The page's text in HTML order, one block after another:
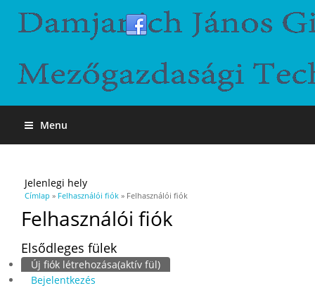
Menu
Jelenlegi hely
Címlap » Felhasználói fiók » Felhasználói fiók
Felhasználói fiók
Elsődleges fülek
Új fiók létrehozása(aktív fül)
Bejelentkezés